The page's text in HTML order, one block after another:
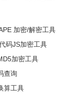
加密/解密工具
码JS加密工具
加密工具
查询
算工具